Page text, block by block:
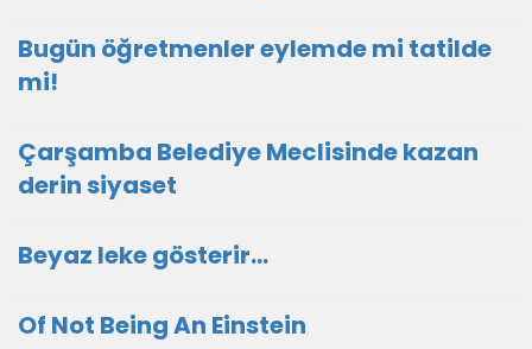
Bugün öğretmenler eylemde mi tatilde
mi!
Çarşamba Belediye Meclisinde kazan
derin siyaset
Beyaz leke gösterir…
Of Not Being An Einstein